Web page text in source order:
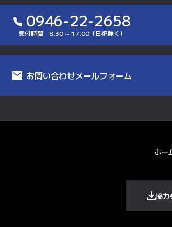
0946-22-2658
受付時間 8:30 ~ 17:00（日祝除く）
お問い合わせメールフォーム
ホー
協力